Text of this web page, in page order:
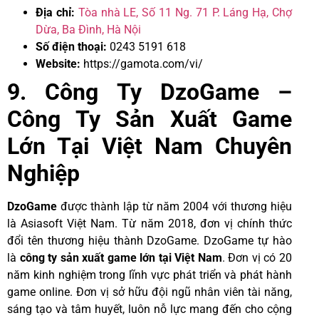
Địa chỉ: Tòa nhà LE, Số 11 Ng. 71 P. Láng Hạ, Chợ
Dừa, Ba Đình, Hà Nội
Số điện thoại: 0243 5191 618
Website: https://gamota.com/vi/
9. Công Ty DzoGame –
Công Ty Sản Xuất Game
Lớn Tại Việt Nam Chuyên
Nghiệp
DzoGame được thành lập từ năm 2004 với thương hiệu
là Asiasoft Việt Nam. Từ năm 2018, đơn vị chính thức
đổi tên thương hiệu thành DzoGame. DzoGame tự hào
là công ty sản xuất game lớn tại Việt Nam. Đơn vị có 20
năm kinh nghiệm trong lĩnh vực phát triển và phát hành
game online. Đơn vị sở hữu đội ngũ nhân viên tài năng,
sáng tạo và tâm huyết, luôn nỗ lực mang đến cho cộng